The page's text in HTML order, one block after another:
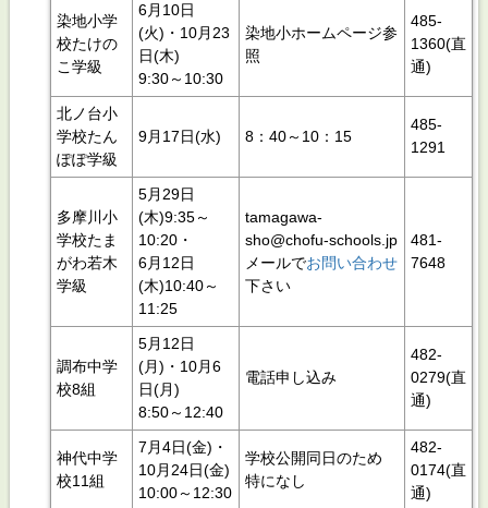
染地小学
校たけの
こ学級
6月10日
(火)・10月23
日(木)
9:30～10:30
染地小ホームページ参
照
485‐
1360(直
通)
北ノ台小
学校たん
ぽぽ学級
9月17日(水) 8：40～10：15
485‐
1291
多摩川小
学校たま
がわ若木
学級
5月29日
(木)9:35～
10:20・
6月12日
(木)10:40～
11:25
tamagawa-
sho@chofu-schools.jp
メールでお問い合わせ
下さい
481-
7648
調布中学
校8組
5月12日
(月)・10月6
日(月)
8:50～12:40
電話申し込み
482‐
0279(直
通)
神代中学
校11組
7月4日(金)・
10月24日(金)
10:00～12:30
学校公開同日のため
特になし
482‐
0174(直
通)